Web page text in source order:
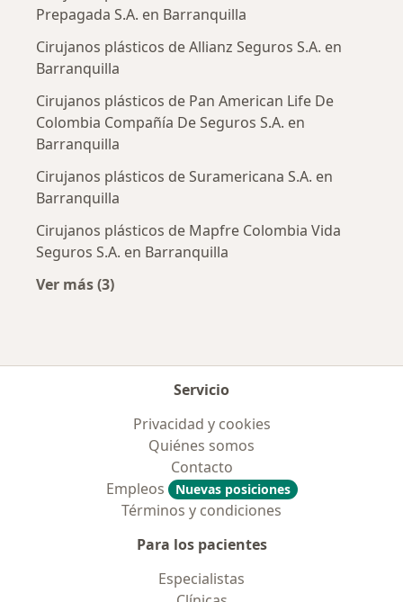
Prepagada S.A. en Barranquilla
Cirujanos plásticos de Allianz Seguros S.A. en
Barranquilla
Cirujanos plásticos de Pan American Life De
Colombia Compañía De Seguros S.A. en
Barranquilla
Cirujanos plásticos de Suramericana S.A. en
Barranquilla
Cirujanos plásticos de Mapfre Colombia Vida
Seguros S.A. en Barranquilla
Ver más (3)
Servicio
Privacidad y cookies
Quiénes somos
Contacto
Empleos
Nuevas posiciones
Términos y condiciones
Para los pacientes
Especialistas